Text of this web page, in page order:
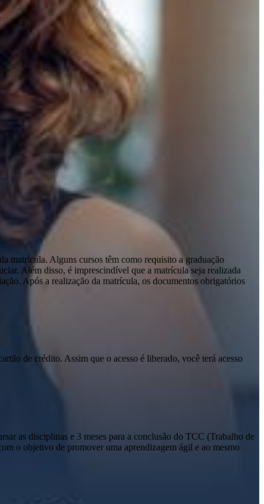
matrícula. Alguns cursos têm como requisito a graduação
Além disso, é imprescindível que a matrícula seja realizada
Após a realização da matrícula, os documentos obrigatórios
de crédito. Assim que o acesso é liberado, você terá acesso
as disciplinas e 3 meses para a conclusão do TCC (Trabalho de
o objetivo de promover uma aprendizagem ágil e ao mesmo